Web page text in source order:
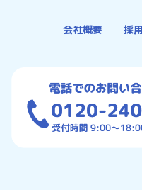
会社概要 採